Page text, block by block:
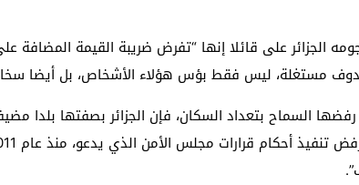
الجزائر على قائلا إنها “تفرض ضريبة القيمة المضافة
مستغلة، ليس فقط بؤس هؤلاء الأشخاص، بل أيضا سخاء
السماح بتعداد السكان، فإن الجزائر بصفتها بلدا